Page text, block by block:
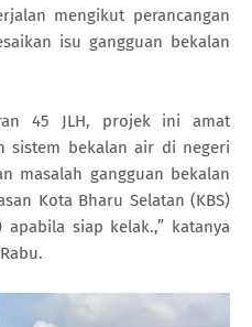
mengikut perancangan
isu gangguan bekalan
45 JLH, projek ini amat
sistem bekalan air di negeri
masalah gangguan bekalan
Kota Bharu Selatan (KBS)
siap kelak.,” katanya